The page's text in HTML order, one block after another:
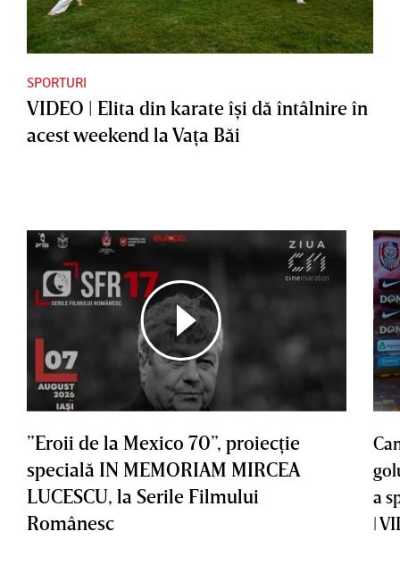
SPORTURI
VIDEO | Elita din karate îşi dă întâlnire în
acest weekend la Vaţa Băi
”Eroii de la Mexico 70”, proiecţie
specială IN MEMORIAM MIRCEA
LUCESCU, la Serile Filmului
Românesc
a
|